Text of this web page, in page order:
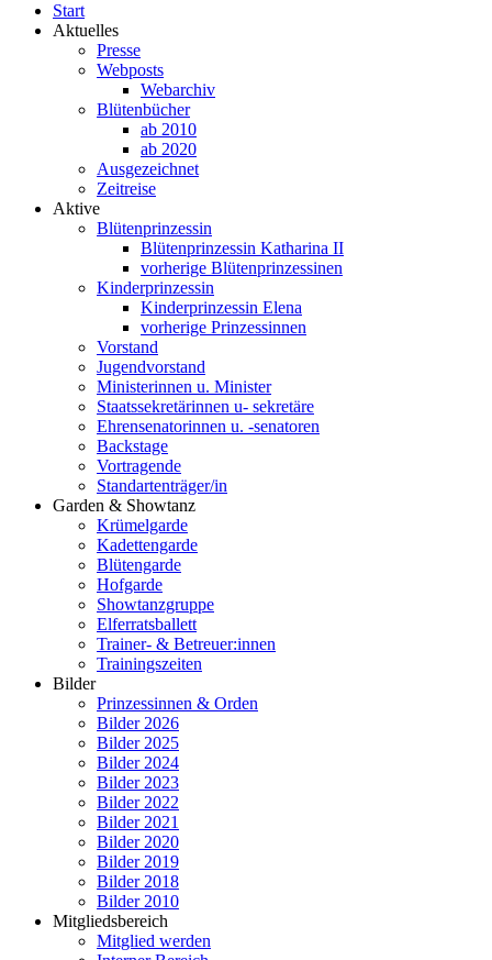
Start
Aktuelles
Presse
Webposts
Webarchiv
Blütenbücher
ab 2010
ab 2020
Ausgezeichnet
Zeitreise
Aktive
Blütenprinzessin
Blütenprinzessin Katharina II
vorherige Blütenprinzessinen
Kinderprinzessin
Kinderprinzessin Elena
vorherige Prinzessinnen
Vorstand
Jugendvorstand
Ministerinnen u. Minister
Staatssekretärinnen u- sekretäre
Ehrensenatorinnen u. -senatoren
Backstage
Vortragende
Standartenträger/in
Garden & Showtanz
Krümelgarde
Kadettengarde
Blütengarde
Hofgarde
Showtanzgruppe
Elferratsballett
Trainer- & Betreuer:innen
Trainingszeiten
Bilder
Prinzessinnen & Orden
Bilder 2026
Bilder 2025
Bilder 2024
Bilder 2023
Bilder 2022
Bilder 2021
Bilder 2020
Bilder 2019
Bilder 2018
Bilder 2010
Mitgliedsbereich
Mitglied werden